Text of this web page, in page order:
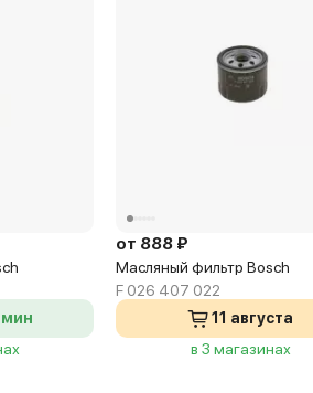
мин
от 888 ₽
Масляный фильтр Bosch
F 026 407 022
11 августа
в 3 магазинах